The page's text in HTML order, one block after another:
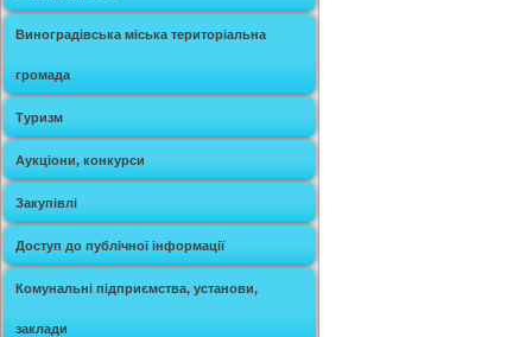
Виноградівська міська територіальна
громада
Туризм
Аукціони, конкурси
Закупівлі
Доступ до публічної інформації
Комунальні підприємства, установи,
заклади